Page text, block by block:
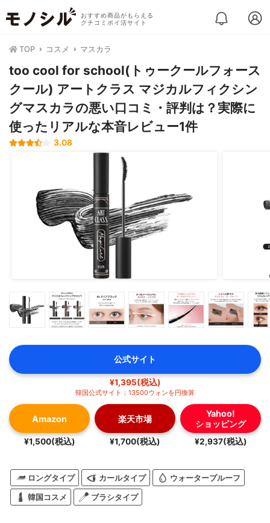
おすすめ商品がもらえる
クチコミポイ活サイト
TOP コスメ マスカラ
too cool for school(トゥークールフォース
クール) アートクラス マジカルフィクシン
グマスカラの悪い口コミ・評判は？実際に
使ったリアルな本音レビュー1件
3.08
公式サイト
¥1,395(税込)
韓国公式サイト：13500ウォンを円換算
Amazon
¥1,500(税込)
楽天市場
¥1,700(税込)
Yahoo!
ショッピング
¥2,937(税込)
ロングタイプ カールタイプ ウォータープルーフ
韓国コスメ ブラシタイプ